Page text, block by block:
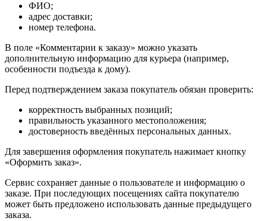
ФИО;
адрес доставки;
номер телефона.
В поле «Комментарии к заказу» можно указать
дополнительную информацию для курьера (например,
особенности подъезда к дому).
Перед подтверждением заказа покупатель обязан проверить:
корректность выбранных позиций;
правильность указанного местоположения;
достоверность введённых персональных данных.
Для завершения оформления покупатель нажимает кнопку
«Оформить заказ».
Сервис сохраняет данные о пользователе и информацию о
заказе. При последующих посещениях сайта покупателю
может быть предложено использовать данные предыдущего
заказа.